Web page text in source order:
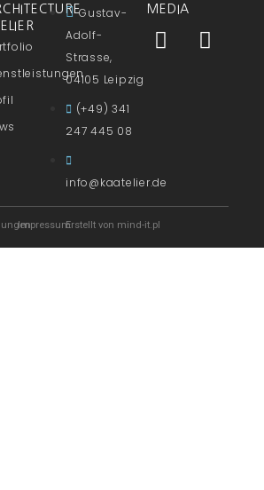
Gustav-
Adolf-
Strasse,
04105 Leipzig
(+49) 341
247 445 08
info@kaatelier.de
MEDIA
ImpressumErstellt von mind-it.pl